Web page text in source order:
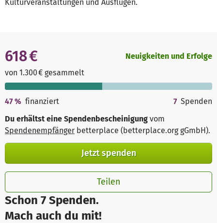
Kulturveranstaltungen und Ausflügen.
Schon 7 Spenden.
Mach auch du mit!
618 €
von 1.300 € gesammelt
Neuigkeiten und Erfolge
47% finanziert 7 Spenden
Du erhältst eine Spendenbescheinigung vom
Spendenempfänger betterplace (betterplace.org gGmbH).
Jetzt spenden
Teilen